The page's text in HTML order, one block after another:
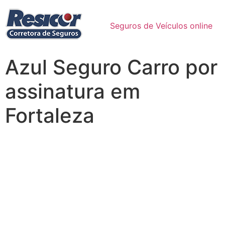
Seguros de Veículos online
Azul Seguro Carro por
assinatura em
Fortaleza